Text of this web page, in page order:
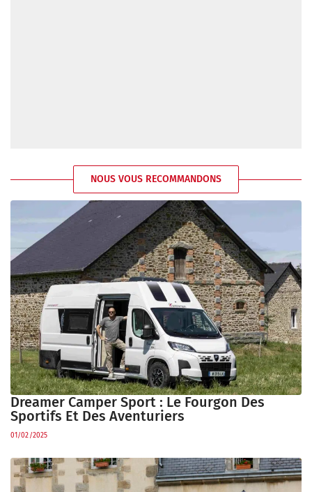
NOUS VOUS RECOMMANDONS
Dreamer Camper Sport : Le Fourgon Des
Sportifs Et Des Aventuriers
01/02/2025